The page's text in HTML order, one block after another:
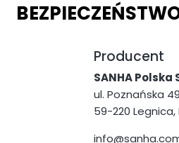
Producent
SANHA Polska
ul. Poznańska 49
59-220 Legnica,